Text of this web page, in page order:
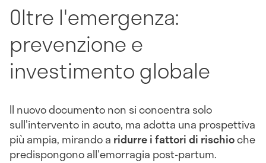
Oltre l'emergenza:
prevenzione e
investimento globale
Il nuovo documento non si concentra solo
sull'intervento in acuto, ma adotta una prospettiva
più ampia, mirando a ridurre i fattori di rischioche
predispongono all'emorragia post-partum.